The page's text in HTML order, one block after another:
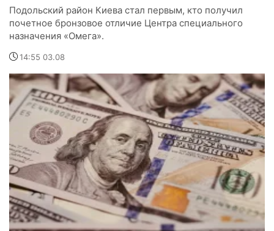
Подольский район Киева стал первым, кто получил
почетное бронзовое отличие Центра специального
назначения «Омега».
14:55 03.08